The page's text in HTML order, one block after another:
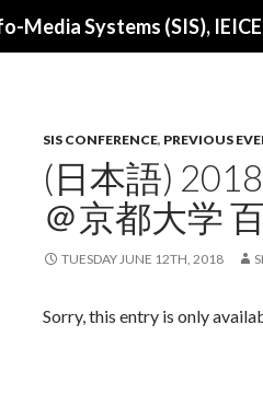
Media Systems (SIS), IEICE
SIS CONFERENCE, PREVIOUS
(日本語)
＠京都大学
TUESDAY JUNE 12TH, 2018
Sorry, this entry is only